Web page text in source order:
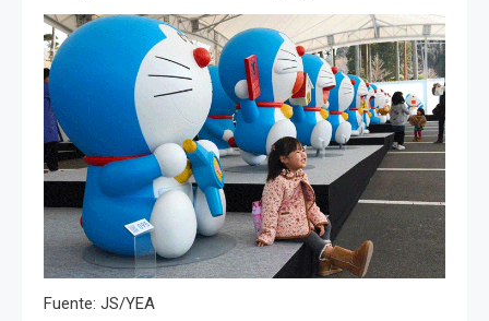
Fuente: JS/YEA